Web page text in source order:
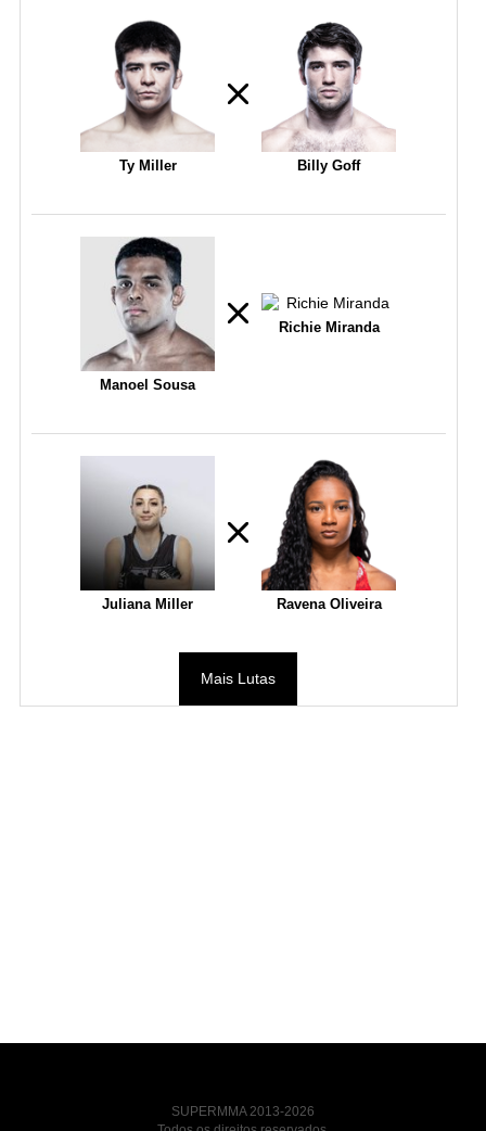
Ty Miller Billy Goff
Manoel Sousa
Richie Miranda
Juliana Miller Ravena Oliveira
Mais Lutas
SUPERMMA 2013-2026